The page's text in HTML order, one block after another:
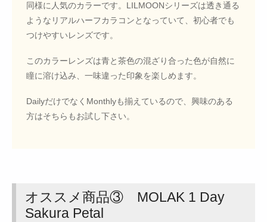
同様に人気のカラーです。LILMOONシリーズは透き通る
ようなリアルハーフカラコンとなっていて、初心者でも
つけやすいレンズです。
このカラーレンズは青と茶色の混ざり合った色が自然に
瞳に溶け込み、一味違った印象を楽しめます。
DailyだけでなくMonthlyも揃えているので、興味のある
方はそちらもお試し下さい。
オススメ商品③ MOLAK 1 Day
Sakura Petal